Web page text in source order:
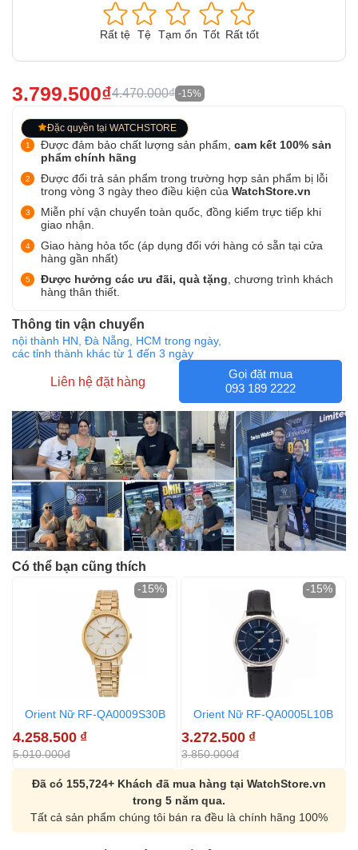
Rất tệ Tệ Tạm ổn Tốt Rất tốt
3.799.500₫4.470.000₫ -15%
Đặc quyền tại WATCHSTORE
Được đảm bảo chất lượng sản phẩm, cam kết 100% sản
phẩm chính hãng
Được đổi trả sản phẩm trong trường hợp sản phẩm bị lỗi
trong vòng 3 ngày theo điều kiện của WatchStore.vn
Miễn phí vận chuyển toàn quốc, đồng kiểm trực tiếp khi
giao nhận.
Giao hàng hỏa tốc (áp dụng đối với hàng có sẵn tại cửa
hàng gần nhất)
Được hưởng các ưu đãi, quà tặng , chương trình khách
hàng thân thiết.
Thông tin vận chuyển
nội thành HN, Đà Nẵng, HCM trong ngày,
các tỉnh thành khác từ 1 đến 3 ngày
Liên hệ đặt hàng
Gọi đặt mua
093 189 2222
Có thể bạn cũng thích
Orient Nữ RF-QA0009S30B
4.258.500 ₫
5.010.000đ
-15%
Orient Nữ RF-QA0005L10B
3.272.500 ₫
3.850.000đ
-15%
Đã có 155,724+ Khách đã mua hàng tại WatchStore.vn
trong 5 năm qua.
Tất cả sản phẩm chúng tôi bán ra đều là chính hãng 100%